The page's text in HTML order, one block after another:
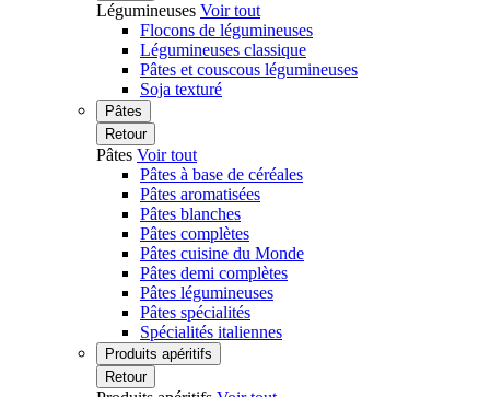
Légumineuses Voir tout
Flocons de légumineuses
Légumineuses classique
Pâtes et couscous légumineuses
Soja texturé
Pâtes
Retour
Pâtes Voir tout
Pâtes à base de céréales
Pâtes aromatisées
Pâtes blanches
Pâtes complètes
Pâtes cuisine du Monde
Pâtes demi complètes
Pâtes légumineuses
Pâtes spécialités
Spécialités italiennes
Produits apéritifs
Retour